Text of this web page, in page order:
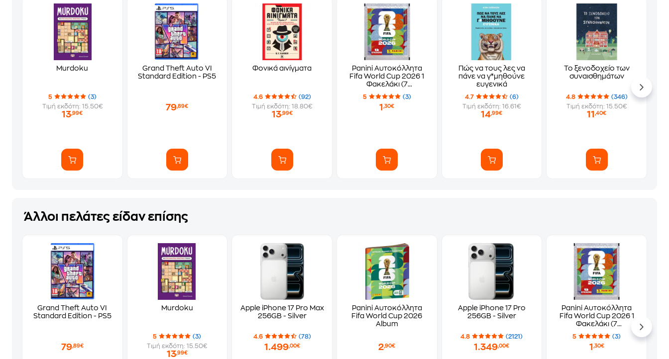
Murdoku
5
(3)
Τιμή εκδότη: 15.50€
13,99€
Grand Theft Auto VI
Standard Edition - PS5
79,89€
Φονικά αινίγματα
4.6
(92)
Τιμή εκδότη: 18.80€
13,99€
Panini Αυτοκόλλητα
Fifa World Cup 2026 1
Φακελάκι (7
Αυτοκόλλητα)
5 (3)
1,30€
Πώς να τους λες να
πάνε να γ*μηθούνε
ευγενικά
4.7
(6)
Τιμή εκδότη: 16.61€
14,99€
Το ξενοδοχείο των
συναισθημάτων
4.8
(346)
Τιμή εκδότη: 15.50€
11,40€
Άλλοι πελάτες είδαν επίσης
Grand Theft Auto VI
Standard Edition - PS5
79,89€
Murdoku
5
(3)
Τιμή εκδότη: 15.50€
13,99€
Apple iPhone 17 Pro Max
256GB - Silver
4.6 (78)
1.499,00€
Panini Αυτοκόλλητα
Fifa World Cup 2026
Album
2,90€
Apple iPhone 17 Pro
256GB - Silver
4.8 (2121)
1.349,00€
Panini Αυτοκόλλητα
Fifa World Cup 2026 1
Φακελάκι (7
Αυτοκόλλητα)
5 (3)
1 ,30€